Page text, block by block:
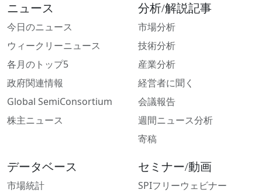
ニュース
今日のニュース
ウィークリーニュース
各月のトップ5
政府関連情報
Global SemiConsortium
株主ニュース
分析/解説記事
市場分析
技術分析
産業分析
経営者に聞く
会議報告
週間ニュース分析
寄稿
データベース
市場統計
セミナー/動画
SPIフリーウェビナー